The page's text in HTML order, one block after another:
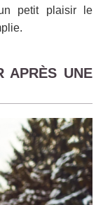
petit plaisir le
APRÈS UNE